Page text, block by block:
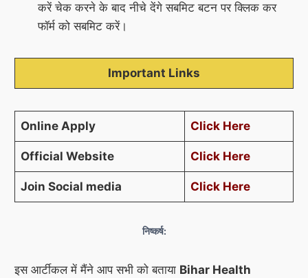
करें चेक करने के बाद नीचे देंगे सबमिट बटन पर क्लिक कर
फॉर्म को सबमिट करें।
Important Links
Online Apply Click Here
Official Website Click Here
Join Social media Click Here
निष्कर्ष:
इस आर्टीकल में मैंने आप सभी को बताया Bihar Health